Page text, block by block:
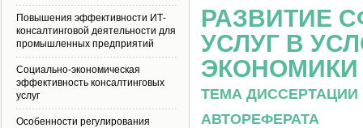
РАЗВИТИЕ
УСЛУГ В
ЭКОНОМИКИ
ТЕМА
АВТОРЕФЕРАТА
Повышения эффективности ИТ-
консалтинговой деятельности для
промышленных предприятий
Социально-экономическая
эффективность консалтинговых
услуг
Особенности регулирования